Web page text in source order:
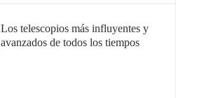
Los telescopios más influyentes y
avanzados de todos los tiempos